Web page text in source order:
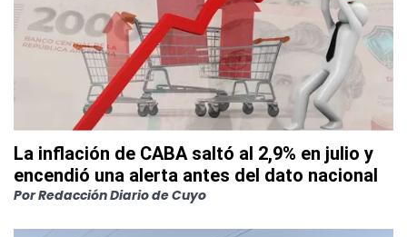
La inflación de CABA saltó al 2,9% en julio y
encendió una alerta antes del dato nacional
PorRedacción Diario de Cuyo